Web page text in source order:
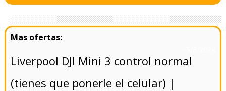
Liverpool DJI Mini 3 control normal
(tienes que ponerle el celular) |